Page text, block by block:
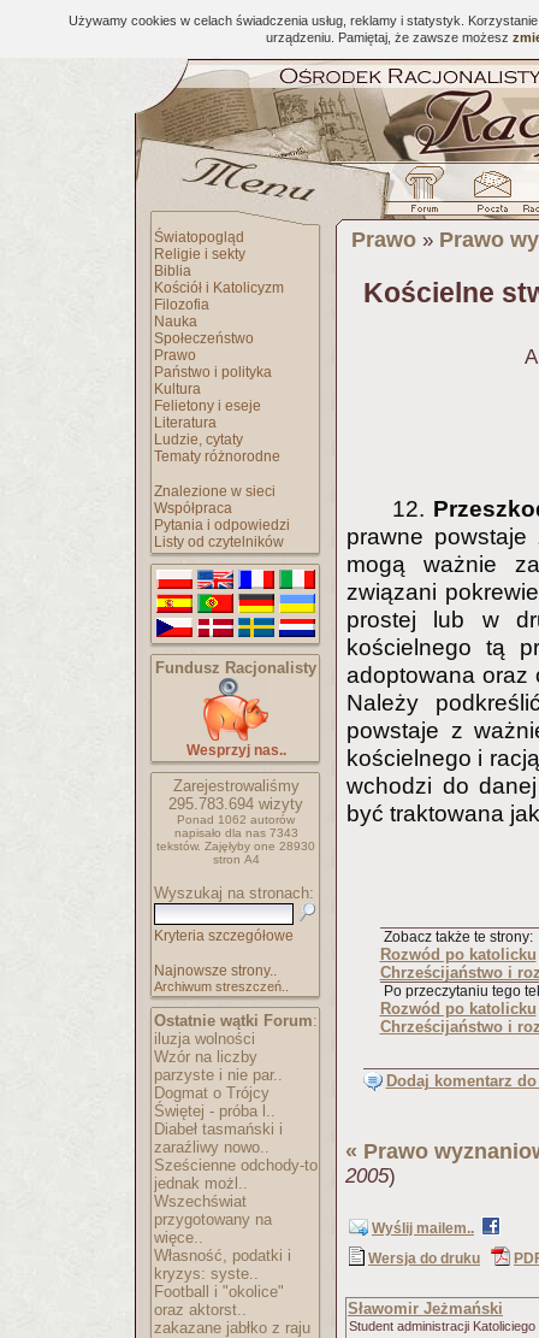
Używamy cookies w celach świadczenia usług, reklamy i statystyk.
urządzeniu. Pamiętaj, że zawsze możesz
Światopogląd
Religie i sekty
Biblia
Kościół i Katolicyzm
Filozofia
Nauka
Społeczeństwo
Prawo
Państwo i polityka
Kultura
Felietony i eseje
Literatura
Ludzie, cytaty
Tematy różnorodne
Znalezione w sieci
Współpraca
Pytania i odpowiedzi
Listy od czytelników
Fundusz Racjonalisty
Wesprzyj nas..
Zarejestrowaliśmy
295.783.694 wizyty
Ponad 1062 autorów
napisało dla nas 7343
tekstów. Zajęłyby one 28930
stron A4
Wyszukaj na stronach:
Kryteria szczegółowe
Najnowsze strony..
Archiwum streszczeń..
Ostatnie wątki Forum:
iluzja wolności
Wzór na liczby
parzyste i nie par..
Dogmat o Trójcy
Świętej - próba l..
Diabeł tasmański i
zaraźliwy nowo..
Sześcienne odchody-to
jednak możl..
Wszechświat
przygotowany na
więce..
Własność, podatki i
kryzys: syste..
Football i "okolice"
oraz aktorst..
zakazane jabłko z raju
Prawo » Prawo
Kościelne
12.
prawne
mogą ważnie
związani
prostej lub w
kościelnego tą
adoptowana oraz
Należy
powstaje z
kościelnego i
wchodzi do
być traktowana
Zobacz także te strony:
Rozwód po katolicku
Chrześcijaństwo i
Po przeczytaniu tego
Rozwód po katolicku
Chrześcijaństwo i
Dodaj komentarz
« Prawo
2005)
Wyślij mailem..
Wersja do druku
Sławomir Jeżmański
Student administracji